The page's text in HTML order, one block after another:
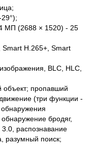
МП (2688 × 1520) - 25
Smart H.265+, Smart
BLC, HLC,
пропавший
(три функции -
бродяг,
распознавание
разумный поиск;